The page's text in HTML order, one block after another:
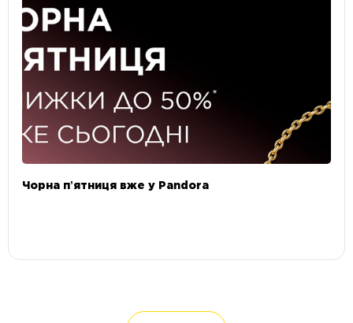
Чорна пʼятниця вже у Pandora